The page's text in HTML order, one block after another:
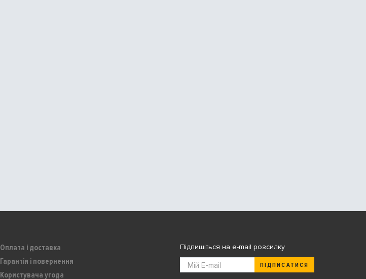
Оплата і доставка
Гарантія і повернення
Користувача угода
Підпишіться на e-mail розсилку
ПІДПИСАТИСЯ